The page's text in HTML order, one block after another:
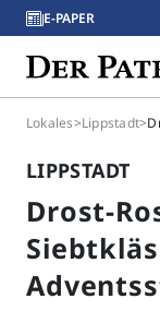
E-PAPER
Lokales>Lippstadt>
LIPPSTADT
Drost-